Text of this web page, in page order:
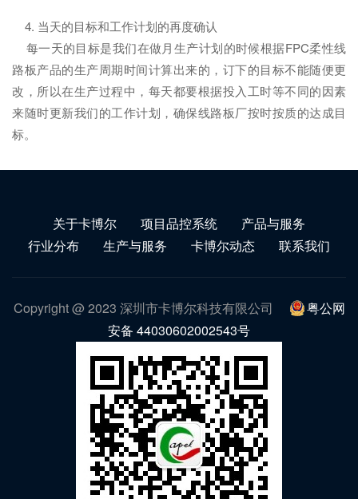
4. 当天的目标和工作计划的再度确认
每一天的目标是我们在做月生产计划的时候根据FPC柔性线
路板产品的生产周期时间计算出来的，订下的目标不能随便更
改，所以在生产过程中，每天都要根据投入工时等不同的因素
来随时更新我们的工作计划，确保线路板厂按时按质的达成目
标。
关于卡博尔 项目品控系统
产品与服务
行业分布
生产与服务 卡博尔动态 联系我们
Copyright @ 2023 深圳市卡博尔科技有限公司
粤公网
安备 44030602002543号